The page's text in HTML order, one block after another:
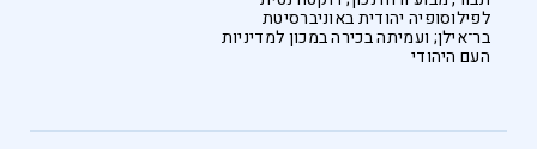
לפילוסופיה יהודית באוניברסיטת
בר־אילן; ועמיתה בכירה במכון למדיניות
העם היהודי